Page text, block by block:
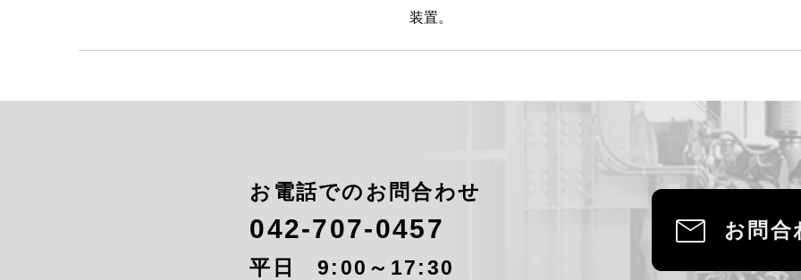
装置。
お電話でのお問合わせ
042-707-0457
平日 9:00～17:30
mail お問合